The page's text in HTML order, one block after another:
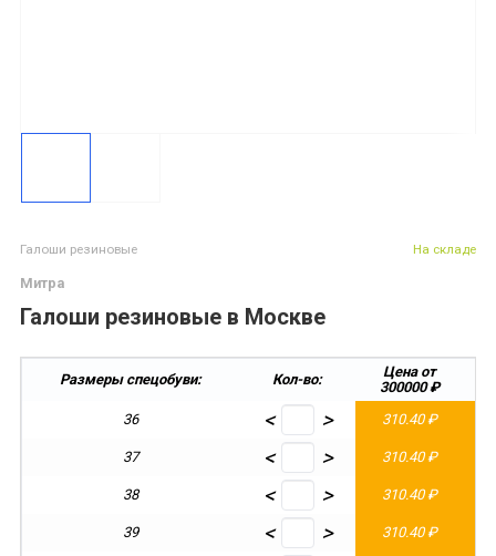
Галоши резиновые
Митра
Галоши резиновые в Москве
На складе
Размеры спецобуви: Кол-во:
Цена от
300000 ₽
36
< > 310.40 ₽
37 < > 310.40 ₽
38 < > 310.40 ₽
39 < > 310.40 ₽